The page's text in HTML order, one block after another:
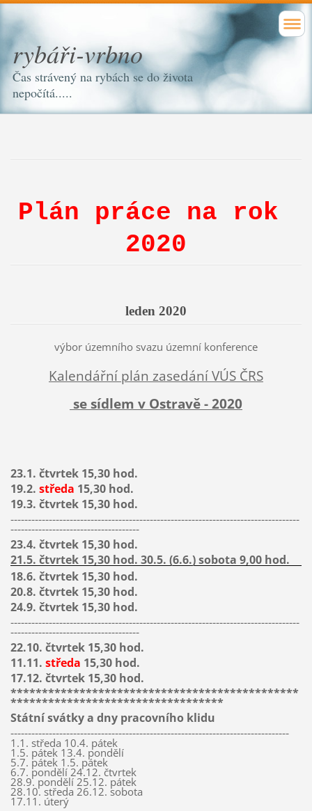
rybáři-vrbno
Čas strávený na rybách se do života
nepočítá.....
Plán práce na rok
2020
leden 2020
výbor územního svazu územní konference
Kalendářní plán zasedání VÚS ČRS
se sídlem v Ostravě - 2020
23.1. čtvrtek 15,30 hod.
19.2. středa 15,30 hod.
19.3. čtvrtek 15,30 hod.
-----------------------------------------------------------------------------------
-------------------------------------
23.4. čtvrtek 15,30 hod.
21.5. čtvrtek 15,30 hod. 30.5. (6.6.) sobota 9,00 hod.
18.6. čtvrtek 15,30 hod.
20.8. čtvrtek 15,30 hod.
24.9. čtvrtek 15,30 hod.
-----------------------------------------------------------------------------------
-------------------------------------
22.10. čtvrtek 15,30 hod.
11.11. středa 15,30 hod.
17.12. čtvrtek 15,30 hod.
**********************************************
**********************************
Státní svátky a dny pracovního klidu
--------------------------------------------------------------------------------
1.1. středa 10.4. pátek
1.5. pátek 13.4. pondělí
5.7. pátek 1.5. pátek
6.7. pondělí 24.12. čtvrtek
28.9. pondělí 25.12. pátek
28.10. středa 26.12. sobota
17.11. úterý